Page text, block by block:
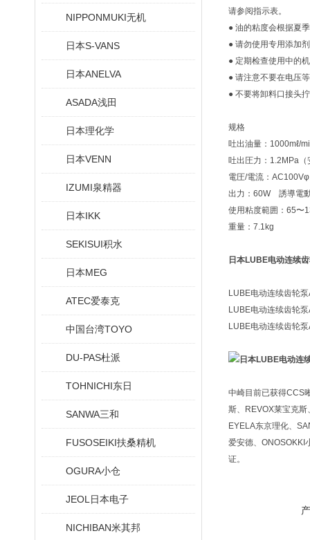
NIPPONMUKI无机
日本S-VANS
日本ANELVA
ASADA浅田
日本理化学
日本VENN
IZUMI泉精器
日本IKK
SEKISUI积水
日本MEG
ATEC爱泰克
中国台湾TOYO
DU-PAS杜派
TOHNICHI东日
SANWA三和
FUSOSEIKI扶桑精机
OGURA小仓
JEOL日本电子
NICHIBAN米其邦
请参阅指示表。
● 油的粘度会根据夏
● 请勿使用专用添加
● 定期检查使用中的
● 请注意不要在电压
● 不要将卸料口接头
规格
吐出油量：1000mℓ/
吐出圧力：1.2MPa（
電圧/電流：
出力：60W 誘導電
使用粘度範囲：65〜
重量：7.1kg
日本LUBE电动连续
LUBE电动连续齿轮
LUBE电动连续齿轮
LUBE电动连续齿轮
中崎目前已获得CCS
斯、REVOX莱宝克斯
EYELA东京理化、
爱安德、ONOSOKKI
证。